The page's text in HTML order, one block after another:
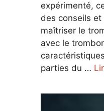
expérimenté,
des conseils
maîtriser le
avec le
parties du …